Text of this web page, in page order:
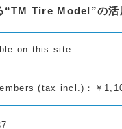
“TM Tire Model”の活
on this site
(tax incl.)：￥